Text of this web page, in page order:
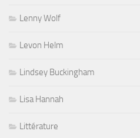
Lenny Wolf
Levon Helm
Lindsey Buckingham
Lisa Hannah
Littérature